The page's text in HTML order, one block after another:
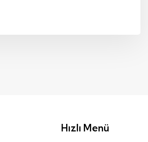
Hızlı Menü